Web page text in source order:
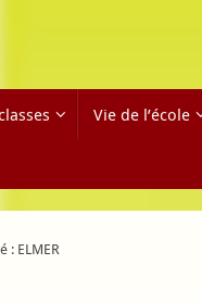
Vie de l’école
: ELMER